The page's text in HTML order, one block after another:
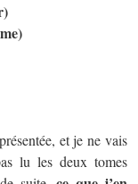
et je ne vais
lu les deux tomes